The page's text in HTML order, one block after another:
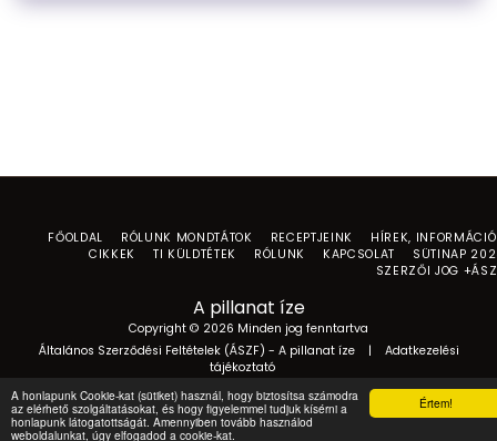
Értem!
A honlapunk Cookie-kat (sütiket) használ, hogy biztosítsa számodra
az elérhető szolgáltatásokat, és hogy figyelemmel tudjuk kísérni a
honlapunk látogatottságát. Amennyiben tovább használod
weboldalunkat, úgy elfogadod a cookie-kat.
A pillanat íze
Copyright © 2026 Minden jog fenntartva
Általános Szerződési Feltételek (ÁSZF) - A pillanat íze| Adatkezelési
tájékoztató
FŐOLDAL RÓLUNK MONDTÁTOK RECEPTJEINK
HÍREK,
CIKKEK
TI KÜLDTÉTEK RÓLUNK KAPCSOLAT
SÜTINAP
SZERZŐI JOG